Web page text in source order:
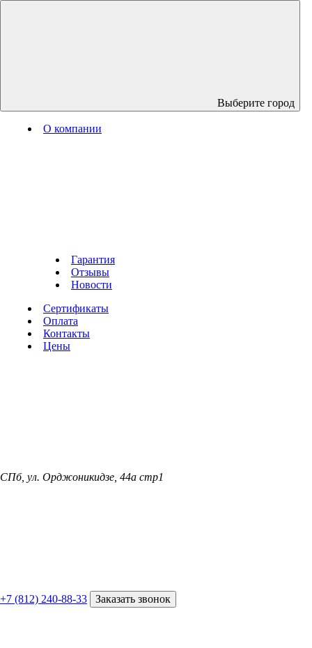
Выберите город
О компании
Гарантия
Отзывы
Новости
Сертификаты
Оплата
Контакты
Цены
СПб, ул. Орджоникидзе, 44а стр1
+7 (812) 240-88-33 Заказать звонок